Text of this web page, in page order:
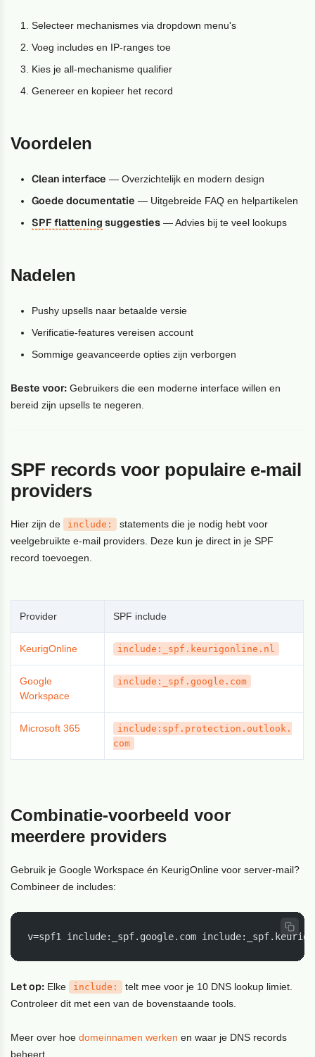
Selecteer mechanismes via dropdown menu's
Voeg includes en IP-ranges toe
Kies je all-mechanisme qualifier
Genereer en kopieer het record
Voordelen
Clean interface — Overzichtelijk en modern design
Goede documentatie — Uitgebreide FAQ en helpartikelen
SPF flattening suggesties — Advies bij te veel lookups
Nadelen
Pushy upsells naar betaalde versie
Verificatie-features vereisen account
Sommige geavanceerde opties zijn verborgen
Beste voor: Gebruikers die een moderne interface willen en
bereid zijn upsells te negeren.
SPF records voor populaire e-mail
providers
Hier zijn de include:
statements die je nodig hebt voor
veelgebruikte e-mail providers. Deze kun je direct in je SPF
record toevoegen.
Provider SPF include
KeurigOnline include:_spf.keurigonline.nl
Google
Workspace
include:_spf.google.com
Microsoft 365
include:spf.protection.outlook.
com
Combinatie-voorbeeld voor
meerdere providers
Gebruik je Google Workspace én KeurigOnline voor server-mail?
Combineer de includes:
v=spf1 include:_spf.google.com
Let op: Elke include:
telt mee voor je 10 DNS lookup limiet.
Controleer dit met een van de bovenstaande tools.
Meer over hoedomeinnamen werken en waar je DNS records
beheert.